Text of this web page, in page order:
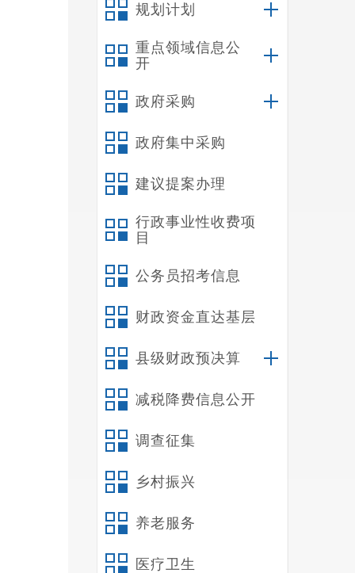
规划计划
重点领域信息公
开
政府采购
政府集中采购
建议提案办理
行政事业性收费项
目
公务员招考信息
财政资金直达基层
县级财政预决算
减税降费信息公开
调查征集
乡村振兴
养老服务
医疗卫生